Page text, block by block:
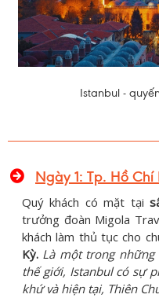
Istanbul -
Ngày 1: Tp. Hồ
Quý khách có mặt tại
trưởng đoàn Migola
khách làm thủ tục cho
Kỳ. Là một trong những
thế giới, Istanbul có sự
khứ và hiện tại, Thiên